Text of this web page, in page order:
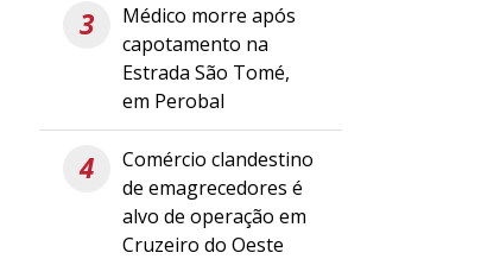
3
Médico morre após
capotamento na
Estrada São Tomé,
em Perobal
4
Comércio clandestino
de emagrecedores é
alvo de operação em
Cruzeiro do Oeste